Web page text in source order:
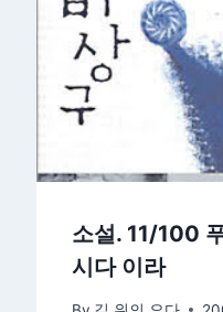
소설. 11/100
시다 이라